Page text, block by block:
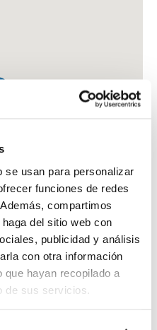
se usan para personalizar
funciones de redes
compartimos
del sitio web con
publicidad y análisis
con otra información
hayan recopilado a
de sus servicios.